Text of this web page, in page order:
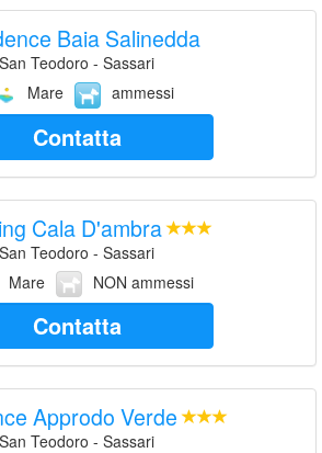
Baia Salinedda
San Teodoro - Sassari
Mare
ammessi
Contatta
Cala D'ambra
San Teodoro - Sassari
Mare
NON ammessi
Contatta
Approdo Verde
San Teodoro - Sassari